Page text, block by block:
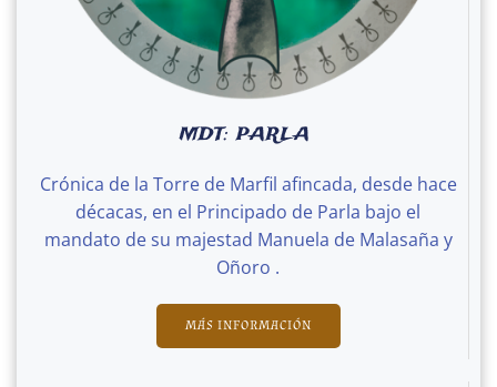
MDT: PARLA
Crónica de la Torre de Marfil afincada, desde hace
décacas, en el Principado de Parla bajo el
mandato de su majestad Manuela de Malasaña y
Oñoro .
MÁS INFORMACIÓN